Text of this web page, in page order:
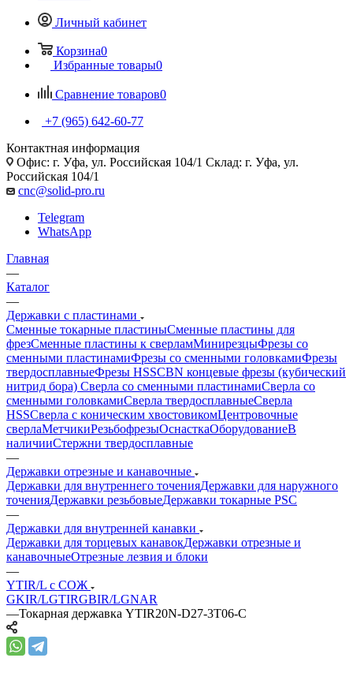
Личный кабинет
Корзина0
Избранные товары0
Сравнение товаров0
+7 (965) 642-60-77
Контактная информация
Офис: г. Уфа, ул. Российская 104/1 Склад: г. Уфа, ул.
Российская 104/1
cnc@solid-pro.ru
Telegram
WhatsApp
Главная
—
Каталог
—
Державки с пластинами
Сменные токарные пластиныСменные пластины для
фрезСменные пластины к сверламМинирезцыФрезы со
сменными пластинамиФрезы со сменными головкамиФрезы
твердосплавныеФрезы HSSCBN концевые фрезы (кубический
нитрид бора) Сверла со сменными пластинамиСверла со
сменными головкамиСверла твердосплавныеСверла
HSSСверла с коническим хвостовикомЦентровочные
сверлаМетчикиРезьбофрезыОснасткаОборудованиеВ
наличииСтержни твердосплавные
—
Державки отрезные и канавочные
Державки для внутреннего точенияДержавки для наружного
точенияДержавки резьбовыеДержавки токарные PSC
—
Державки для внутренней канавки
Державки для торцевых канавокДержавки отрезные и
канавочныеОтрезные лезвия и блоки
—
YTIR/L с СОЖ
GKIR/LGTIRGBIR/LGNAR
—Токарная державка YTIR20N-D27-3T06-C